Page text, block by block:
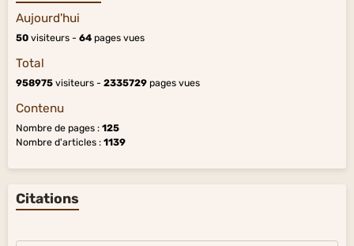
Aujourd'hui
50 visiteurs - 64 pages vues
Total
958975 visiteurs - 2335729 pages vues
Contenu
Nombre de pages : 125
Nombre d'articles : 1139
Citations